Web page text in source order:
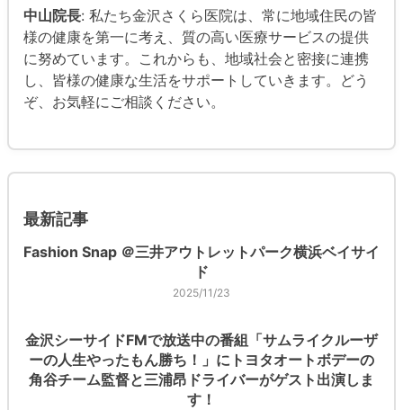
中山院長: 私たち金沢さくら医院は、常に地域住民の皆
様の健康を第一に考え、質の高い医療サービスの提供
に努めています。これからも、地域社会と密接に連携
し、皆様の健康な生活をサポートしていきます。どう
ぞ、お気軽にご相談ください。
最新記事
Fashion Snap ＠三井アウトレットパーク横浜ベイサイ
ド
2025/11/23
金沢シーサイドFMで放送中の番組「サムライクルーザ
ーの人生やったもん勝ち！」にトヨタオートボデーの
角谷チーム監督と三浦昂ドライバーがゲスト出演しま
す！